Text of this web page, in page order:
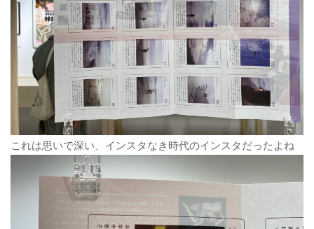
これは思いで深い、インスタなき時代のインスタだったよね